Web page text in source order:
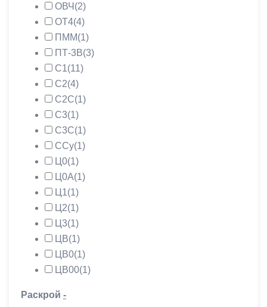
ОВЧ (2)
ОТ4(4)
ПММ(1)
ПТ-3В(3)
С1(11)
С2(4)
С2С(1)
С3(1)
С3С(1)
ССу(1)
Ц0(1)
Ц0А(1)
Ц1(1)
Ц2(1)
Ц3(1)
ЦВ(1)
ЦВ0(1)
ЦВ00(1)
Раскрой -